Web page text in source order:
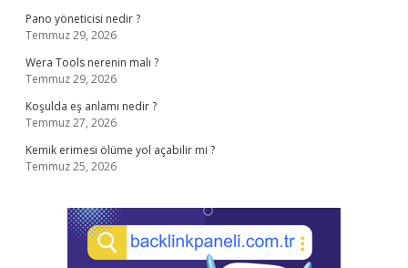
Pano yöneticisi nedir ?
Temmuz 29, 2026
Wera Tools nerenin malı ?
Temmuz 29, 2026
Koşulda eş anlamı nedir ?
Temmuz 27, 2026
Kemik erimesi ölüme yol açabilir mi ?
Temmuz 25, 2026